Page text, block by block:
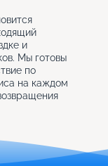
и
Мы готовы
по
на каждом